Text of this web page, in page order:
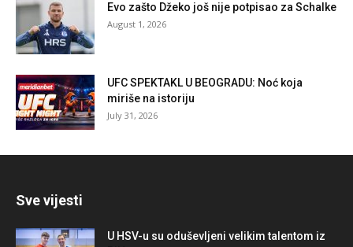
Evo zašto Džeko još nije potpisao za Schalke
August 1, 2026
UFC SPEKTAKL U BEOGRADU: Noć koja
miriše na istoriju
July 31, 2026
Sve vijesti
U HSV-u su oduševljeni velikim talentom iz